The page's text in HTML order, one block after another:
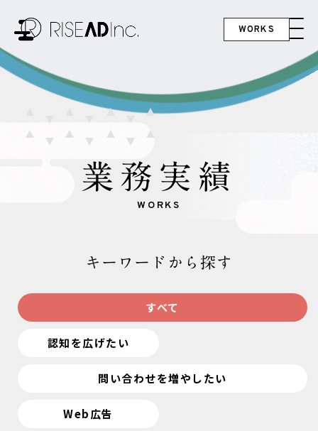
WORKS
業務実績
WORKS
キーワードから探す
すべて
認知を広げたい
問い合わせを増やしたい
Web広告